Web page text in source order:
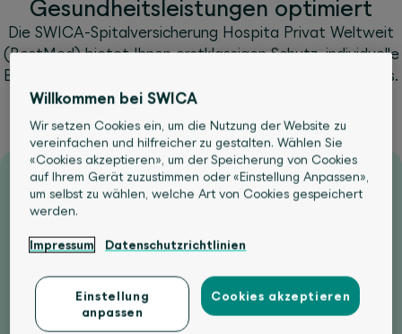
Gesundheitsleistungen optimiert
Die SWICA-Spitalversicherung Hospita Privat Weltweit
(BestMed) bietet Ihnen erstklassigen Schutz, individuelle
Begleitung und exklusive Leistungen rund um den Globus.
Für Ihre Gesundheit und Ihr Wohlbefinden setzen wir
weltweit auf maximale Wahlfreiheit, persönliche
Betreuung und höchsten Komfort.
Freie Spital- und Arztwahl
Sie wählen weltweit aus allen SWICA-anerkannten
Vertragsspitälern, profitieren von maximaler
Flexibilität und bestimmen selbst, welche
Willkommen bei SWICA
Wir setzen Cookies ein, um die Nutzung der Website zu
vereinfachen und hilfreicher zu gestalten. Wählen Sie
«Cookies akzeptieren», um der Speicherung von Cookies
auf Ihrem Gerät zuzustimmen oder «Einstellung Anpassen»,
um selbst zu wählen, welche Art von Cookies gespeichert
werden.
Impressum Datenschutzrichtlinien
Einstellung
anpassen
Cookies akzeptieren